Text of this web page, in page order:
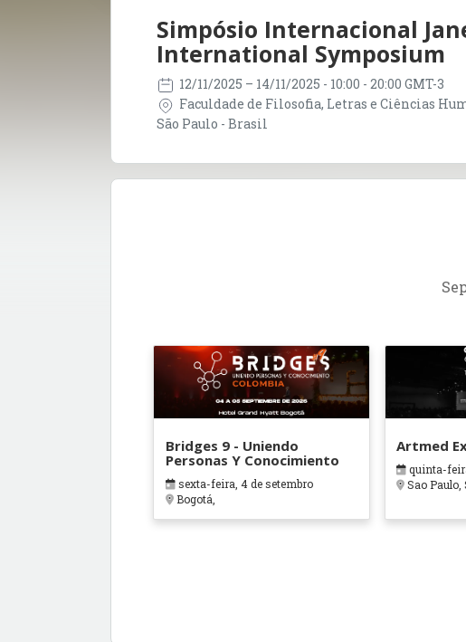
Simpósio Internacional
International Symposium
12/11/2025 – 14/11/2025 - 10:00 - 20:00 GMT-3
Faculdade de Filosofia, Letras e Ciências
São Paulo - Brasil
Bridges 9 - Uniendo
Personas Y Conocimiento
sexta-feira, 4 de setembro
Bogotá,
Artmed
quinta-
Sao Paulo,